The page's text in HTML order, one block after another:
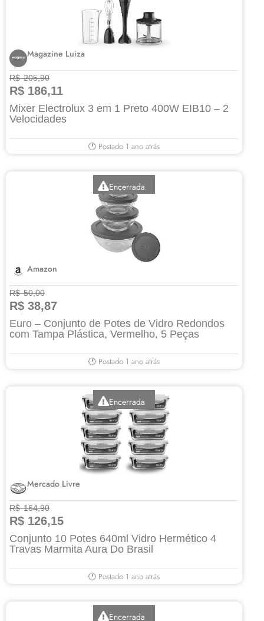
Magazine Luiza
R$ 205,90
R$ 186,11
Mixer Electrolux 3 em 1 Preto 400W EIB10 – 2
Velocidades
🕐 Postado 1 ano atrás
Encerrada
Amazon
R$ 50,00
R$ 38,87
Euro – Conjunto de Potes de Vidro Redondos
com Tampa Plástica, Vermelho, 5 Peças
🕐 Postado 1 ano atrás
Encerrada
Mercado Livre
R$ 164,90
R$ 126,15
Conjunto 10 Potes 640ml Vidro Hermético 4
Travas Marmita Aura Do Brasil
🕐 Postado 1 ano atrás
Encerrada